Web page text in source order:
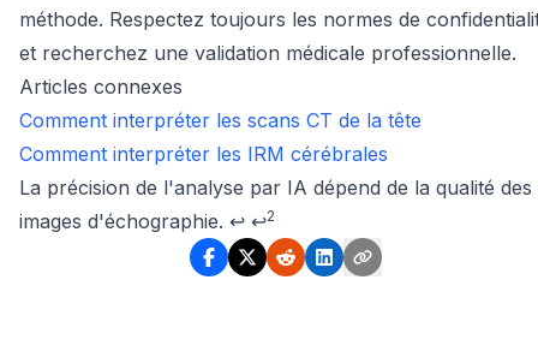
méthode. Respectez toujours les normes de
et recherchez une validation médicale professionnelle.
Articles connexes
Comment interpréter les scans CT de la tête
Comment interpréter les IRM cérébrales
Footnotes
La précision de l'analyse par IA dépend de la qualité des
images d'échographie. ↩ ↩2